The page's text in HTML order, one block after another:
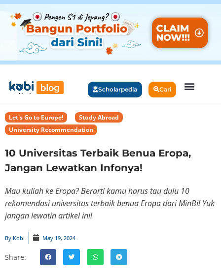
Scholarpedia Cari
Let's Go to Europe! Study Abroad
University Recommendation
10 Universitas Terbaik Benua Eropa,
Jangan Lewatkan Infonya!
Mau kuliah ke Eropa? Berarti kamu harus tau dulu 10
rekomendasi universitas terbaik benua Eropa dari MinBi! Yuk
jangan lewatin artikel ini!
By Kobi May 19, 2024
Share: